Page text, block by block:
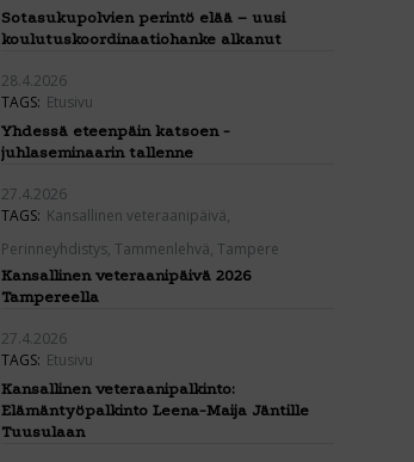
Sotasukupolvien perintö elää – uusi
koulutuskoordinaatiohanke alkanut
28.4.2026
TAGS: Etusivu
Yhdessä eteenpäin katsoen -
juhlaseminaarin tallenne
27.4.2026
TAGS: Kansallinen veteraanipäivä,
Perinneyhdistys,Tammenlehvä,Tampere
Kansallinen veteraanipäivä 2026
Tampereella
27.4.2026
TAGS: Etusivu
Kansallinen veteraanipalkinto:
Elämäntyöpalkinto Leena-Maija Jäntille
Tuusulaan